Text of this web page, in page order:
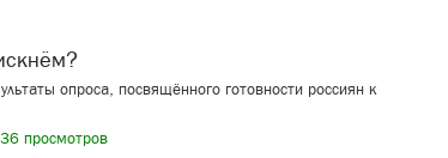
опроса, посвящённого готовности россиян к
просмотров